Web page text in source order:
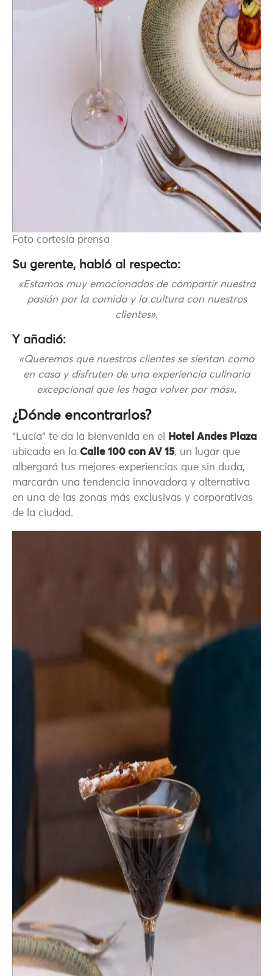
Foto cortesía prensa
Su gerente, habló al respecto:
«Estamos muy emocionados de compartir nuestra
pasión por la comida y la cultura con nuestros
clientes».
Y añadió:
«Queremos que nuestros clientes se sientan como
en casa y disfruten de una experiencia culinaria
excepcional que les haga volver por más».
¿Dónde encontrarlos?
“Lucía” te da la bienvenida en el
Hotel Andes Plaza
ubicado en la Calle 100 con AV 15, un lugar que
albergará tus mejores experiencias que sin duda,
marcarán una tendencia innovadora y alternativa
en una de las zonas más exclusivas y corporativas
de la ciudad.